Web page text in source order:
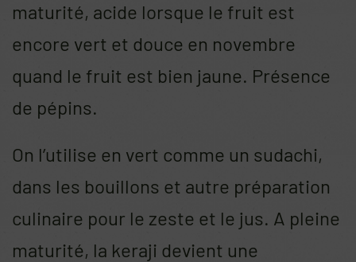
maturité, acide lorsque le fruit est
encore vert et douce en novembre
quand le fruit est bien jaune. Présence
de pépins.
On l’utilise en vert comme un sudachi,
dans les bouillons et autre préparation
culinaire pour le zeste et le jus. A pleine
maturité, la keraji devient une